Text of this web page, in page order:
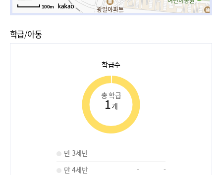
100m
학급/아동
학급수
총 학급
1개
만 3세반 -
-
만 4세반
-
-